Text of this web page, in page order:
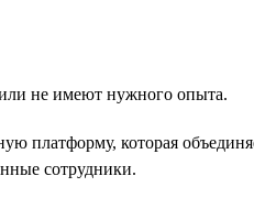
не имеют нужного опыта.
которая
сотрудники.